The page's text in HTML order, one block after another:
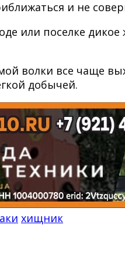
и не
или поселке
волки все чаще
добычей.
хищник